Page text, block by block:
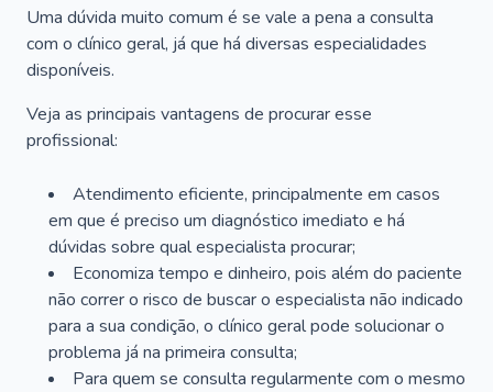
Uma dúvida muito comum é se vale a pena a consulta
com o clínico geral, já que há diversas especialidades
disponíveis.
Veja as principais vantagens de procurar esse
profissional:
Atendimento eficiente, principalmente em casos
em que é preciso um diagnóstico imediato e há
dúvidas sobre qual especialista procurar;
Economiza tempo e dinheiro, pois além do paciente
não correr o risco de buscar o especialista não indicado
para a sua condição, o clínico geral pode solucionar o
problema já na primeira consulta;
Para quem se consulta regularmente com o mesmo